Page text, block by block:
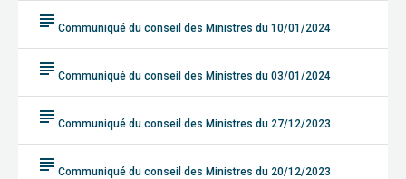
subject Communiqué du conseil des Ministres du 10/01/2024
subject Communiqué du conseil des Ministres du 03/01/2024
subject Communiqué du conseil des Ministres du 27/12/2023
subject Communiqué du conseil des Ministres du 20/12/2023